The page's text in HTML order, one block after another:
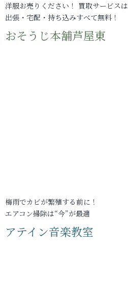
洋服お売りください！ 買取サービスは
出張・宅配・持ち込みすべて無料！
おそうじ本舗芦屋東
梅雨でカビが繁殖する前に！
エアコン掃除は“今”が最適
アテイン音楽教室